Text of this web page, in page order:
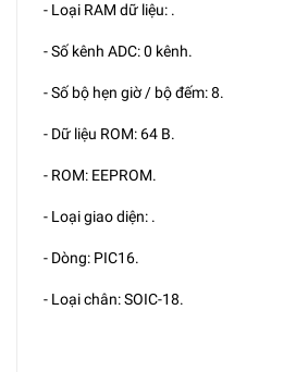
- Loại RAM dữ liệu: .
- Số kênh ADC: 0 kênh.
- Số bộ hẹn giờ / bộ đếm: 8.
- Dữ liệu ROM: 64 B.
- ROM: EEPROM.
- Loại giao diện: .
- Dòng: PIC16.
- Loại chân: SOIC-18.